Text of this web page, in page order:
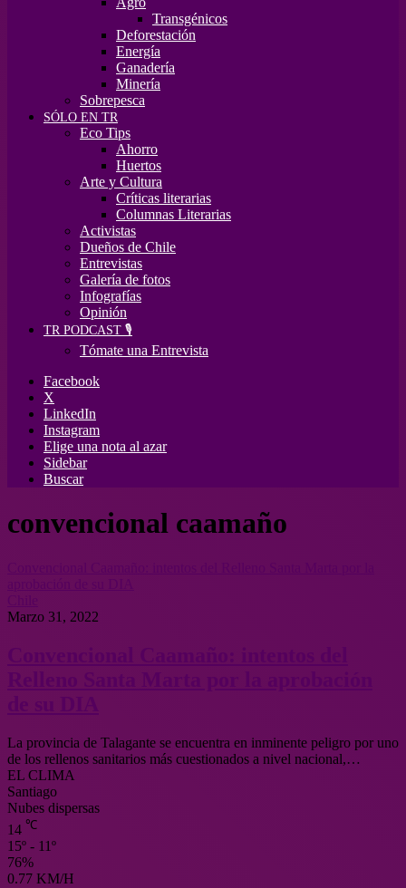
Transgénicos
Deforestación
Energía
Ganadería
Minería
Sobrepesca
SÓLO EN TR
Eco Tips
Ahorro
Huertos
Arte y Cultura
Críticas literarias
Columnas Literarias
Activistas
Dueños de Chile
Entrevistas
Galería de fotos
Infografías
Opinión
TR PODCAST 🎙️
Tómate una Entrevista
Facebook
X
LinkedIn
Instagram
Elige una nota al azar
Sidebar
Buscar
convencional caamaño
Marzo 31, 2022
La provincia de Talagante se encuentra en inminente peligro por uno
de los rellenos sanitarios más cuestionados a nivel nacional,…
EL CLIMA
Santiago
Nubes dispersas
14 ℃
15º - 11º
76%
0.77 KM/H